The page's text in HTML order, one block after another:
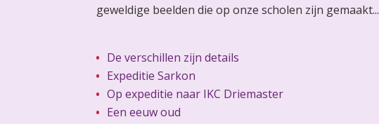
geweldige beelden die op onze scholen zijn gemaakt...
De verschillen zijn details
Expeditie Sarkon
Op expeditie naar IKC Driemaster
Een eeuw oud